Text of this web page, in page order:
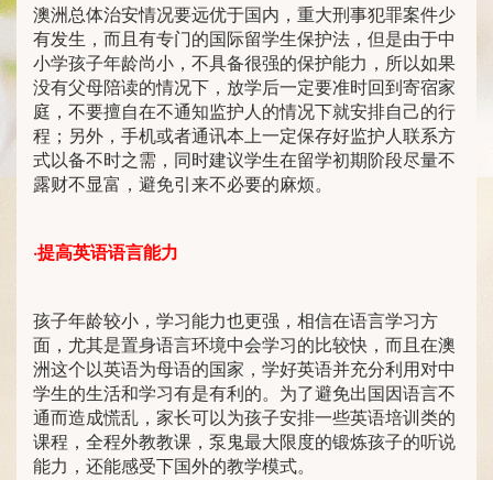
澳洲总体治安情况要远优于国内，重大刑事犯罪案件少
有发生，而且有专门的国际留学生保护法，但是由于中
小学孩子年龄尚小，不具备很强的保护能力，所以如果
没有父母陪读的情况下，放学后一定要准时回到寄宿家
庭，不要擅自在不通知监护人的情况下就安排自己的行
程；另外，手机或者通讯本上一定保存好监护人联系方
式以备不时之需，同时建议学生在留学初期阶段尽量不
露财不显富，避免引来不必要的麻烦。
·提高英语语言能力
孩子年龄较小，学习能力也更强，相信在语言学习方
面，尤其是置身语言环境中会学习的比较快，而且在澳
洲这个以英语为母语的国家，学好英语并充分利用对中
学生的生活和学习有是有利的。为了避免出国因语言不
通而造成慌乱，家长可以为孩子安排一些英语培训类的
课程，全程外教教课，泵鬼最大限度的锻炼孩子的听说
能力，还能感受下国外的教学模式。